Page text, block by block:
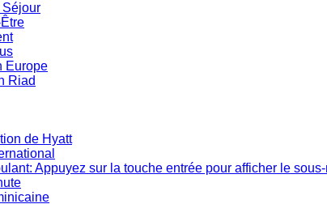
Europe
Riad
de Hyatt
Appuyez sur la touche entrée pour afficher le